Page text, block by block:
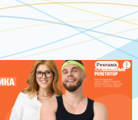
⋮
Реклама ⋮
Реклама